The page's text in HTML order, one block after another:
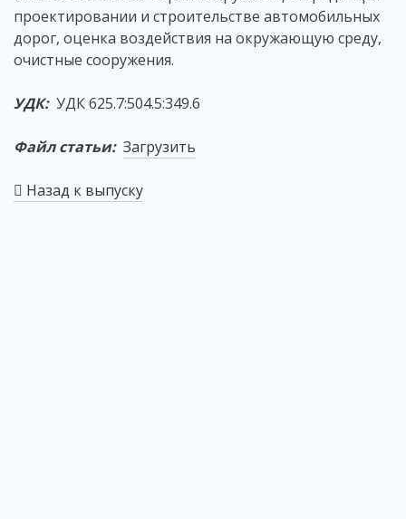
проектировании и строительстве автомобильных
дорог, оценка воздействия на окружающую среду,
очистные сооружения.
УДК:УДК 625.7:504.5:349.6
Файл статьи: Загрузить
Назад к выпуску